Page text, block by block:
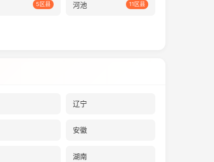
5区县 河池 11区县
辽宁
安徽
湖南